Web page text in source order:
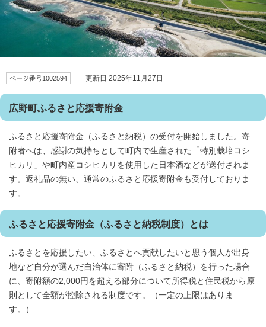
ページ番号1002594 更新日 2025年11月27日
広野町ふるさと応援寄附金
ふるさと応援寄附金（ふるさと納税）の受付を開始しました。寄
附者へは、感謝の気持ちとして町内で生産された「特別栽培コシ
ヒカリ」や町内産コシヒカリを使用した日本酒などが送付されま
す。返礼品の無い、通常のふるさと応援寄附金も受付しておりま
す。
ふるさと応援寄附金（ふるさと納税制度）とは
ふるさとを応援したい、ふるさとへ貢献したいと思う個人が出身
地など自分が選んだ自治体に寄附（ふるさと納税）を行った場合
に、寄附額の2,000円を超える部分について所得税と住民税から原
則として全額が控除される制度です。（一定の上限はありま
す。）